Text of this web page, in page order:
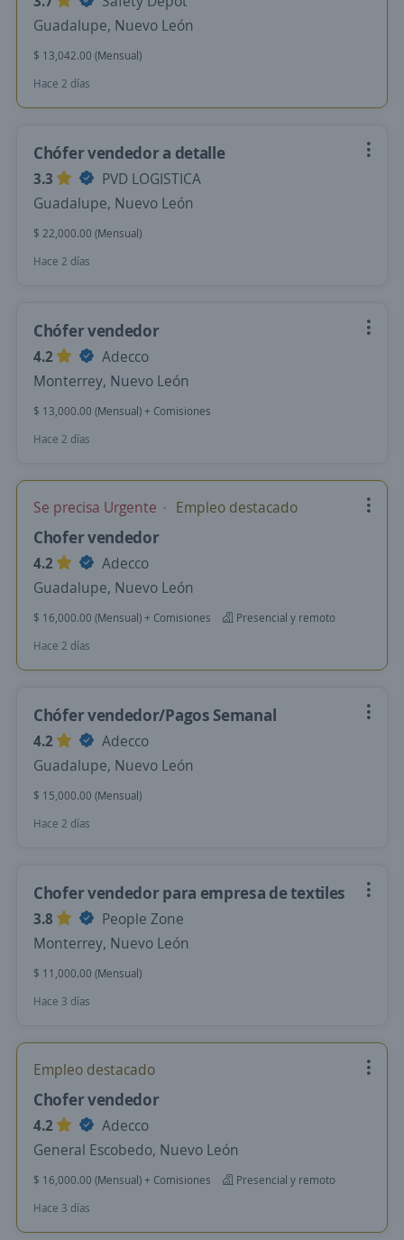
Guadalupe, Nuevo León
$ 13,042.00 (Mensual)
Hace 2 días
Chófer vendedor a detalle
3.3
PVD LOGISTICA
Guadalupe, Nuevo León
$ 22,000.00 (Mensual)
Hace 2 días
Chófer vendedor
4.2
Adecco
Monterrey, Nuevo León
$ 13,000.00 (Mensual) + Comisiones
Hace 2 días
Se precisa Urgente Empleo destacado
Chofer vendedor
4.2
Adecco
Guadalupe, Nuevo León
$ 16,000.00 (Mensual) + Comisiones
Presencial y remoto
Hace 2 días
Chófer vendedor/Pagos Semanal
4.2
Adecco
Guadalupe, Nuevo León
$ 15,000.00 (Mensual)
Hace 2 días
Chofer vendedor para empresa de textiles
3.8
People Zone
Monterrey, Nuevo León
$ 11,000.00 (Mensual)
Hace 3 días
Empleo destacado
Chofer vendedor
4.2
Adecco
General Escobedo, Nuevo León
$ 16,000.00 (Mensual) + Comisiones
Presencial y remoto
Hace 3 días